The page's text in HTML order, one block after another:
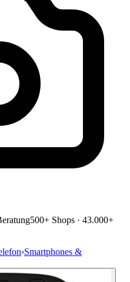
500+ Shops · 43.000+
›Smartphones &